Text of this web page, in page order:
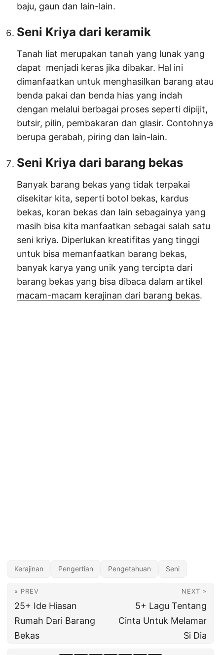
baju, gaun dan lain-lain.
Seni Kriya dari keramik
Tanah liat merupakan tanah yang lunak yang
dapat menjadi keras jika dibakar. Hal ini
dimanfaatkan untuk menghasilkan barang atau
benda pakai dan benda hias yang indah
dengan melalui berbagai proses seperti dipijit,
butsir, pilin, pembakaran dan glasir. Contohnya
berupa gerabah, piring dan lain-lain.
Seni Kriya dari barang bekas
Banyak barang bekas yang tidak terpakai
disekitar kita, seperti botol bekas, kardus
bekas, koran bekas dan lain sebagainya yang
masih bisa kita manfaatkan sebagai salah satu
seni kriya. Diperlukan kreatifitas yang tinggi
untuk bisa memanfaatkan barang bekas,
banyak karya yang unik yang tercipta dari
barang bekas yang bisa dibaca dalam artikel
macam-macam kerajinan dari barang bekas.
Kerajinan Pengertian Pengetahuan Seni
« PREV
25+ Ide Hiasan
Rumah Dari Barang
Bekas
NEXT »
5+ Lagu Tentang
Cinta Untuk Melamar
Si Dia